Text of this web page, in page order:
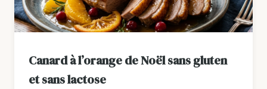
Canard à l’orange de Noël sans gluten
et sans lactose